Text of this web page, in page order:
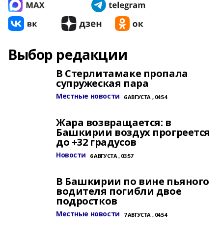
Выбор редакции
В Стерлитамаке пропала
супружеская пара
Местные новости 6 АВГУСТА , 04:54
Жара возвращается: в
Башкирии воздух прогреется
до +32 градусов
Новости 6 АВГУСТА , 03:57
В Башкирии по вине пьяного
водителя погибли двое
подростков
Местные новости 7 АВГУСТА , 04:54